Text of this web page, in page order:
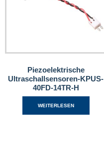
Piezoelektrische
Ultraschallsensoren-KPUS-
40FD-14TR-H
WEITERLESEN